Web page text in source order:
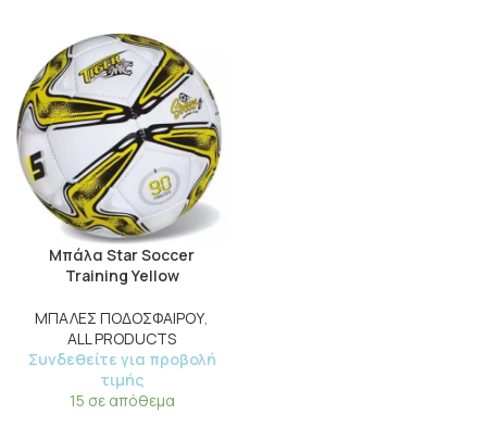
Μπάλα Star Soccer
Training Yellow
ΜΠΑΛΕΣ ΠΟΔΟΣΦΑΙΡΟΥ,
ALL PRODUCTS
Συνδεθείτε για προβολή
τιμής
15 σε απόθεμα